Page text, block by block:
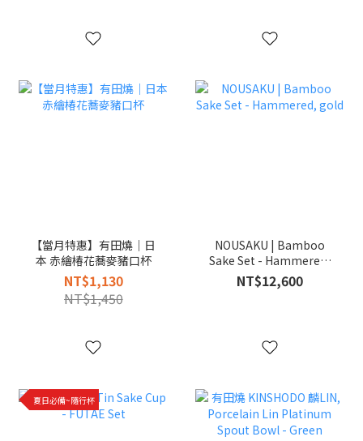
【當月特惠】有田燒｜日
本 赤繪椿花蕎麥豬口杯
NT$1,130
NT$1,450
NOUSAKU | Bamboo
Sake Set - Hammered,
gold
NT$12,600
夏日必備~隨行杯